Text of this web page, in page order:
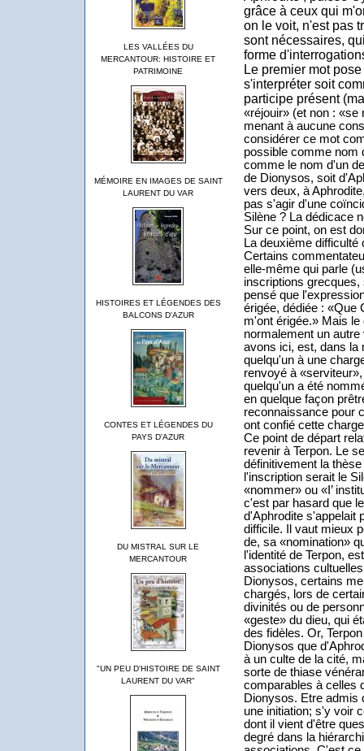
LES VALLÉES DU
MERCANTOUR: HISTOIRE ET
PATRIMOINE
MÉMOIRE EN IMAGES DE SAINT
LAURENT DU VAR
HISTOIRES ET LÉGENDES DES
BALCONS D'AZUR
CONTES ET LÉGENDES DU
PAYS D'AZUR
DU MISTRAL SUR LE
MERCANTOUR
"UN PEU D'HISTOIRE DE SAINT
LAURENT DU VAR"
grâce à ceux qui
on le voit, n'est pas
sont nécessaires,
forme
Le premier mot
s'interpréter soit
participe présent
«réjouir» (et non : «se
menant à aucune
considérer ce mot
possible comme nom
comme le nom d'un
de Dionysos, soit
vers deux, à
pas s'agir d'une
Silène ? La dédicace
Sur ce point, on est
La deuxième
Certains
elle-même qui parle
inscriptions grecques,
pensé que
érigée, dédiée : «Que
m'ont érigée.» Mais
normalement un
avons ici, est, dans la
quelqu'un à une
renvoyé à
quelqu'un a été
en quelque façon
reconnaissance pour
ont confié cette
Ce point de départ
revenir à Terpon. Le
définitivement la
l'inscription serait le
«nommer» ou «I’
c'est par hasard que
d'Aphrodite s'appelait
difficile. Il vaut mieux
de, sa «nomination»
l'identité de Terpon,
associations
Dionysos, certains
chargés, lors de
divinités ou de
«geste» du dieu, qui
des fidèles. Or,
Dionysos que
à un culte de la cité,
sorte de thiase
comparables à celles
Dionysos. Etre admis
une initiation; s'y voir
dont il vient d'être
degré dans la